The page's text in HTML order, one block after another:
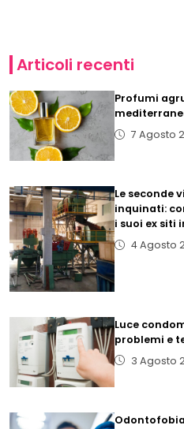
Articoli recenti
Profumi
7 Agosto
Le seconde
inquinati:
i suoi ex siti
4 Agosto
Luce
problemi e
3 Agosto